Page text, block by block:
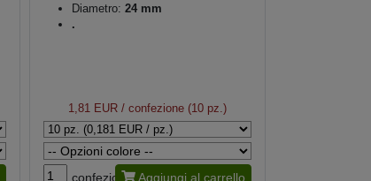
Diametro: 24 mm
.
1,81 EUR/ confezione (10 pz.)
confezione Aggiungi al carrello